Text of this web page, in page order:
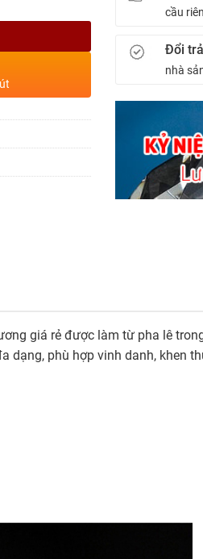
cầu
Đổi
nhà
giá rẻ được làm từ pha lê
dạng, phù hợp vinh danh, khen